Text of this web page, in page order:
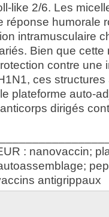
like 2/6. Les
réponse humorale
intramusculaire
Bien que
contre une
ces
plateforme auto-
dirigés
: nanovaccin;
antigrippaux